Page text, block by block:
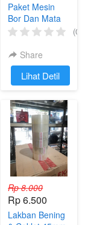
Paket Mesin
Bor Dan Mata
Bor Set Bor
Duduk
(0)
Share
`Lihat Detil
Rp 8.000
Rp 6.500
Lakban Bening